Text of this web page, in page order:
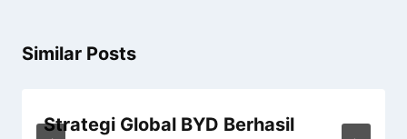
Similar Posts
Strategi Global BYD Berhasil